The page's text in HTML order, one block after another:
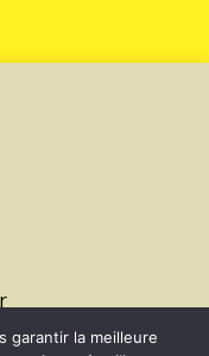
garantir la meilleure